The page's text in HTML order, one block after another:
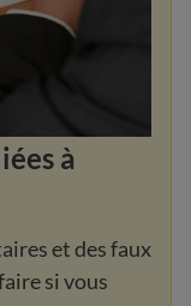
à
et des faux
si vous